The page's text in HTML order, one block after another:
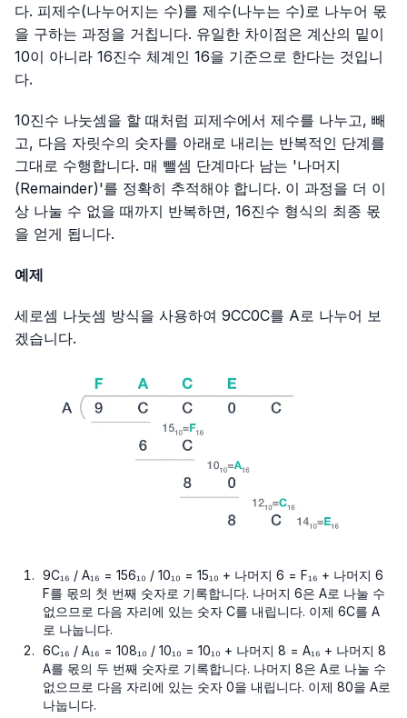
다. 피제수(나누어지는 수)를 제수(나누는 수)로 나누어 몫
을 구하는 과정을 거칩니다. 유일한 차이점은 계산의 밑이
10이 아니라 16진수 체계인 16을 기준으로 한다는 것입니
다.
10진수 나눗셈을 할 때처럼 피제수에서 제수를 나누고, 빼
고, 다음 자릿수의 숫자를 아래로 내리는 반복적인 단계를
그대로 수행합니다. 매 뺄셈 단계마다 남는 '나머지
(Remainder)'를 정확히 추적해야 합니다. 이 과정을 더 이
상 나눌 수 없을 때까지 반복하면, 16진수 형식의 최종 몫
을 얻게 됩니다.
예제
세로셈 나눗셈 방식을 사용하여 9CC0C를 A 로 나누어 보
겠습니다.
9C₁₆ / A₁₆ = 156₁₀ / 10₁₀ = 15₁₀ + 나머지 6 = F₁₆ + 나머지 6
F를 몫의 첫 번째 숫자로 기록합니다. 나머지 6은 A로 나눌 수
없으므로 다음 자리에 있는 숫자 C를 내립니다. 이제 6C를 A
로 나눕니다.
6C₁₆ / A₁₆ = 108₁₀ / 10₁₀ = 10₁₀ + 나머지 8 = A₁₆ + 나머지 8
A를 몫의 두 번째 숫자로 기록합니다. 나머지 8은 A로 나눌 수
없으므로 다음 자리에 있는 숫자 0을 내립니다. 이제 80을 A로
나눕니다.